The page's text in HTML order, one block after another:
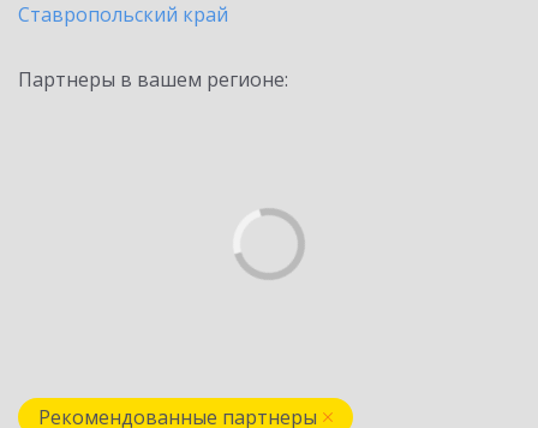
Ставропольский край
Партнеры в вашем регионе:
Рекомендованные партнеры